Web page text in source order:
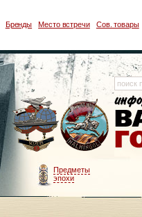
Бренды Место встречи Сов. товары
Предметы
эпохи